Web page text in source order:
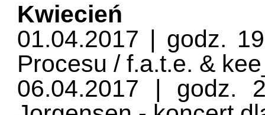
Kwiecień
01.04.2017 | godz.
Procesu / f.a.t.e. &
06.04.2017 | godz.